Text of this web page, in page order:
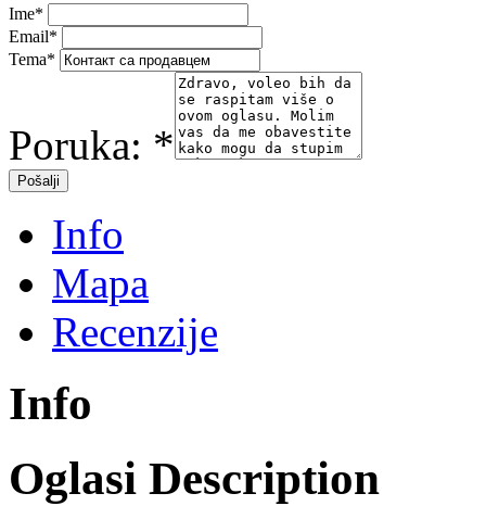
Ime*
Email*
Tema*
Poruka: *
Info
Mapa
Recenzije
Info
Oglasi Description